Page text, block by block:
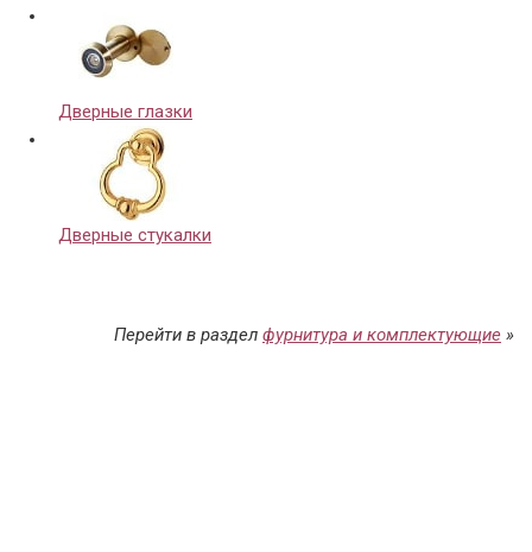
Дверные глазки
Дверные стукалки
Перейти в раздел фурнитура и комплектующие »